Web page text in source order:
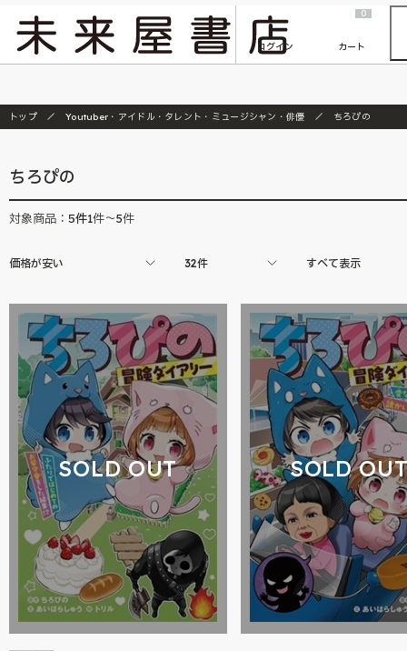
『ONE PIECE magazine 021 ONE PIECEカード付き同梱版』発売延期のご案内
ログイン
0
カート
トップ Youtuber・アイドル・タレント・ミュージシャン・俳優 ちろぴの
ちろぴの
対象商品： 5件1件～5件
価格が安い 32件 すべて表示
SOLD OUT SOLD